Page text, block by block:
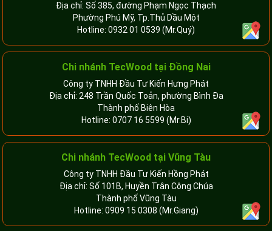
Địa chỉ: Số 385, đường Phạm Ngọc Thạch
Phường Phú Mỹ, Tp.Thủ Dầu Một
Hotline: 0932 01 0539 (Mr.Quý)
Chi nhánh TecWood tại Đồng Nai
Công ty TNHH Đầu Tư Kiến Hưng Phát
Địa chỉ: 248 Trần Quốc Toản, phường Bình Đa
Thành phố Biên Hòa
Hotline: 0707 16 5599 (Mr.Bi)
Chi nhánh TecWood tại Vũng Tàu
Công ty TNHH Đầu Tư Kiến Hồng Phát
Địa chỉ: Số 101B, Huyền Trân Công Chúa
Thành phố Vũng Tàu
Hotline: 0909 15 0308 (Mr.Giang)